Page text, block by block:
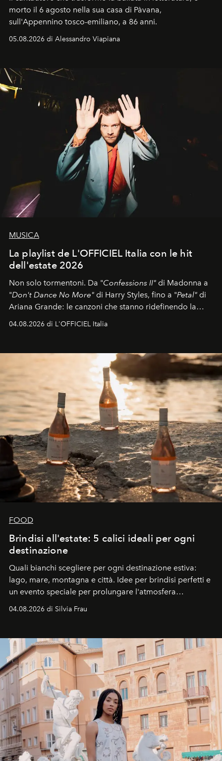
morto il 6 agosto nella sua casa di Pàvana,
sull'Appennino tosco-emiliano, a 86 anni.
05.08.2026 di Alessandro Viapiana
MUSICA
La playlist de L'OFFICIEL Italia con le hit
dell'estate 2026
Non solo tormentoni. Da "Confessions II" di Madonna a
"Don't Dance No More" di Harry Styles, fino a "Petal" di
Ariana Grande: le canzoni che stanno ridefinendo la
colonna sonora della stagione.
04.08.2026 di L'OFFICIEL Italia
FOOD
Brindisi all'estate: 5 calici ideali per ogni
destinazione
Quali bianchi scegliere per ogni destinazione estiva:
lago, mare, montagna e città. Idee per brindisi perfetti e
un evento speciale per prolungare l'atmosfera
04.08.2026 di Silvia Frau